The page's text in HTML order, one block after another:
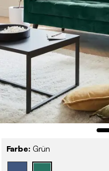
Farbe: Grün